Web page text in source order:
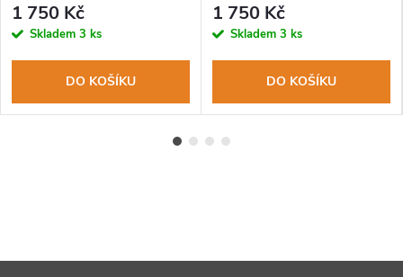
1 750 Kč
Skladem 3 ks
DO KOŠÍKU
1 750 Kč
Skladem 3 ks
DO KOŠÍKU